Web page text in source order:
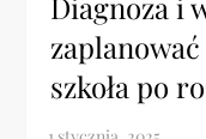
szkoła po